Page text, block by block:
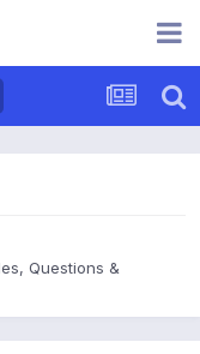
Questions &